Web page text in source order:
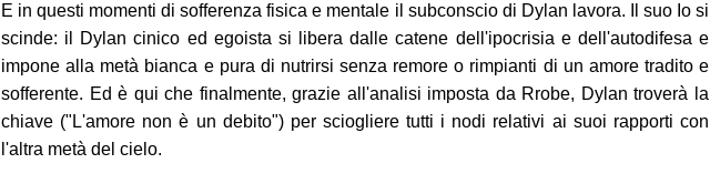
E in questi momenti di sofferenza fisica e mentale il subconscio di Dylan lavora. Il suo Io si
scinde: il Dylan cinico ed egoista si libera dalle catene dell'ipocrisia e dell'autodifesa e
impone alla metà bianca e pura di nutrirsi senza remore o rimpianti di un amore tradito e
sofferente. Ed è qui che finalmente, grazie all'analisi imposta da Rrobe, Dylan troverà la
chiave ("L'amore non è un debito") per sciogliere tutti i nodi relativi ai suoi rapporti con
l'altra metà del cielo.